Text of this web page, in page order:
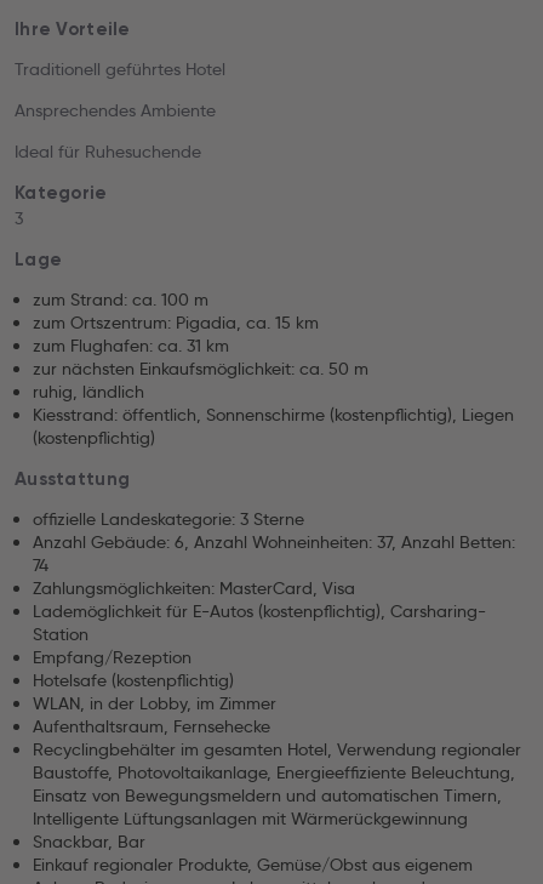
Ihre Vorteile
Traditionell geführtes Hotel
Ansprechendes Ambiente
Ideal für Ruhesuchende
Kategorie
3
Lage
zum Strand: ca. 100 m
zum Ortszentrum: Pigadia, ca. 15 km
zum Flughafen: ca. 31 km
zur nächsten Einkaufsmöglichkeit: ca. 50 m
ruhig, ländlich
Kiesstrand: öffentlich, Sonnenschirme (kostenpflichtig), Liegen
(kostenpflichtig)
Ausstattung
offizielle Landeskategorie: 3 Sterne
Anzahl Gebäude: 6, Anzahl Wohneinheiten: 37, Anzahl Betten:
74
Zahlungsmöglichkeiten: MasterCard, Visa
Lademöglichkeit für E-Autos (kostenpflichtig), Carsharing-
Station
Empfang/Rezeption
Hotelsafe (kostenpflichtig)
WLAN, in der Lobby, im Zimmer
Aufenthaltsraum, Fernsehecke
Recyclingbehälter im gesamten Hotel, Verwendung regionaler
Baustoffe, Photovoltaikanlage, Energieeffiziente Beleuchtung,
Einsatz von Bewegungsmeldern und automatischen Timern,
Intelligente Lüftungsanlagen mit Wärmerückgewinnung
Snackbar, Bar
Einkauf regionaler Produkte, Gemüse/Obst aus eigenem